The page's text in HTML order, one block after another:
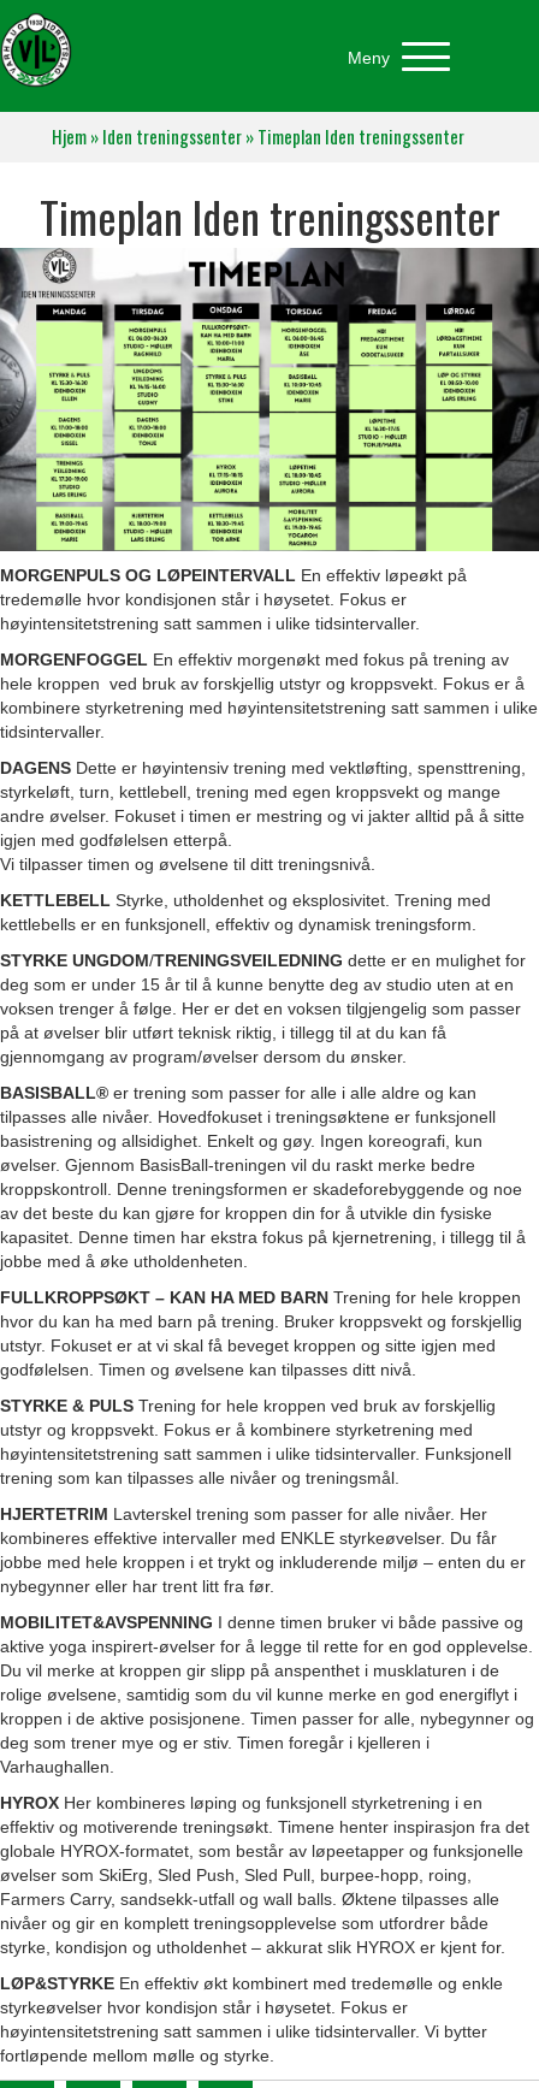
Meny
Hjem»Iden treningssenter»Timeplan Iden treningssenter
Timeplan Iden treningssenter
MORGENPULS OG LØPEINTERVALL En effektiv løpeøkt på
tredemølle hvor kondisjonen står i høysetet. Fokus er
høyintensitetstrening satt sammen i ulike tidsintervaller.
MORGENFOGGEL En effektiv morgenøkt med fokus på trening av
hele kroppen ved bruk av forskjellig utstyr og kroppsvekt. Fokus er å
kombinere styrketrening med høyintensitetstrening satt sammen i ulike
tidsintervaller.
DAGENS Dette er høyintensiv trening med vektløfting, spensttrening,
styrkeløft, turn, kettlebell, trening med egen kroppsvekt og mange
andre øvelser. Fokuset i timen er mestring og vi jakter alltid på å sitte
igjen med godfølelsen etterpå.
Vi tilpasser timen og øvelsene til ditt treningsnivå.
KETTLEBELL Styrke, utholdenhet og eksplosivitet. Trening med
kettlebells er en funksjonell, effektiv og dynamisk treningsform.
STYRKE UNGDOM/TRENINGSVEILEDNING dette er en mulighet for
deg som er under 15 år til å kunne benytte deg av studio uten at en
voksen trenger å følge. Her er det en voksen tilgjengelig som passer
på at øvelser blir utført teknisk riktig, i tillegg til at du kan få
gjennomgang av program/øvelser dersom du ønsker.
BASISBALL® er trening som passer for alle i alle aldre og kan
tilpasses alle nivåer. Hovedfokuset i treningsøktene er funksjonell
basistrening og allsidighet. Enkelt og gøy. Ingen koreografi, kun
øvelser. Gjennom BasisBall-treningen vil du raskt merke bedre
kroppskontroll. Denne treningsformen er skadeforebyggende og noe
av det beste du kan gjøre for kroppen din for å utvikle din fysiske
kapasitet. Denne timen har ekstra fokus på kjernetrening, i tillegg til å
jobbe med å øke utholdenheten.
FULLKROPPSØKT – KAN HA MED BARN Trening for hele kroppen
hvor du kan ha med barn på trening. Bruker kroppsvekt og forskjellig
utstyr. Fokuset er at vi skal få beveget kroppen og sitte igjen med
godfølelsen. Timen og øvelsene kan tilpasses ditt nivå.
STYRKE & PULS Trening for hele kroppen ved bruk av forskjellig
utstyr og kroppsvekt. Fokus er å kombinere styrketrening med
høyintensitetstrening satt sammen i ulike tidsintervaller. Funksjonell
trening som kan tilpasses alle nivåer og treningsmål.
HJERTETRIM Lavterskel trening som passer for alle nivåer. Her
kombineres effektive intervaller med ENKLE styrkeøvelser. Du får
jobbe med hele kroppen i et trykt og inkluderende miljø – enten du er
nybegynner eller har trent litt fra før.
MOBILITET&AVSPENNING I denne timen bruker vi både passive og
aktive yoga inspirert-øvelser for å legge til rette for en god opplevelse.
Du vil merke at kroppen gir slipp på anspenthet i musklaturen i de
rolige øvelsene, samtidig som du vil kunne merke en god energiflyt i
kroppen i de aktive posisjonene. Timen passer for alle, nybegynner og
deg som trener mye og er stiv. Timen foregår i kjelleren i
Varhaughallen.
HYROX Her kombineres løping og funksjonell styrketrening i en
effektiv og motiverende treningsøkt. Timene henter inspirasjon fra det
globale HYROX‑formatet, som består av løpeetapper og funksjonelle
øvelser som SkiErg, Sled Push, Sled Pull, burpee‑hopp, roing,
Farmers Carry, sandsekk‑utfall og wall balls. Øktene tilpasses alle
nivåer og gir en komplett treningsopplevelse som utfordrer både
styrke, kondisjon og utholdenhet – akkurat slik HYROX er kjent for.
LØP&STYRKE En effektiv økt kombinert med tredemølle og enkle
styrkeøvelser hvor kondisjon står i høysetet. Fokus er
høyintensitetstrening satt sammen i ulike tidsintervaller. Vi bytter
fortløpende mellom mølle og styrke.